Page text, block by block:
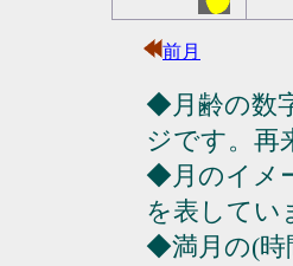
前月
◆月齢の数
ジです。再
◆月のイメ
を表してい
◆満月の(時